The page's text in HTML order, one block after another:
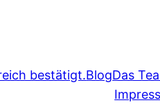
bestätigt.BlogDas